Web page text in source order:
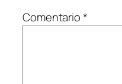
Comentario*